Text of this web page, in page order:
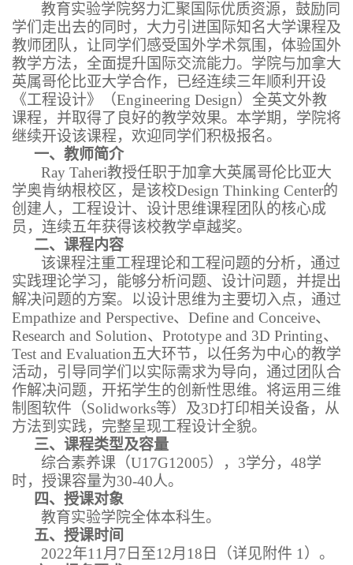
教育实验学院努力汇聚国际优质资源，鼓励同
学们走出去的同时，大力引进国际知名大学课程及
教师团队，让同学们感受国外学术氛围，体验国外
教学方法，全面提升国际交流能力。学院与加拿大
英属哥伦比亚大学合作，已经连续三年顺利开设
《工程设计》（Engineering Design）全英文外教
课程，并取得了良好的教学效果。本学期，学院将
继续开设该课程，欢迎同学们积极报名。
一、教师简介
Ray Taheri教授任职于加拿大英属哥伦比亚大
学奥肯纳根校区，是该校Design Thinking Center的
创建人，工程设计、设计思维课程团队的核心成
员，连续五年获得该校教学卓越奖。
二、课程内容
该课程注重工程理论和工程问题的分析，通过
实践理论学习，能够分析问题、 设计问题，并提出
解决问题的方案。以设计思维为主要切入点，通过
Empathize and Perspective、 Define and Conceive、
Research and Solution、 Prototype and 3D Printing、
Test and Evaluation五大环节，以任务为中心的教学
活动，引导同学们以实际需求为导向 ，通过团队合
作解决问题，开拓学生的创新性思维。将运用三维
制图软件（Solidworks等）及3D打印相关设备，从
方法到实践，完整呈现工程设计全貌。
三、课程类型及容量
综合素养课（U17G12005）， 3学分， 48学
时，授课容量为30-40人。
四、授课对象
教育实验学院全体本科生。
五、授课时间
2022年11月 7 日至12月 18 日（详见附件 1） 。